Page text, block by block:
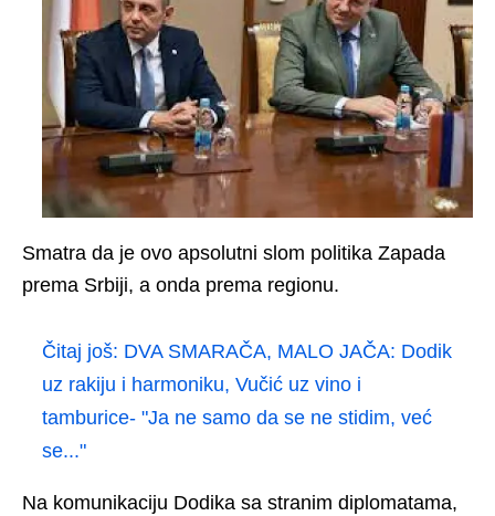
Smatra da je ovo apsolutni slom politika Zapada
prema Srbiji, a onda prema regionu.
Čitaj još: DVA SMARAČA, MALO JAČA: Dodik
uz rakiju i harmoniku, Vučić uz vino i
tamburice- "Ja ne samo da se ne stidim, već
se..."
Na komunikaciju Dodika sa stranim diplomatama,